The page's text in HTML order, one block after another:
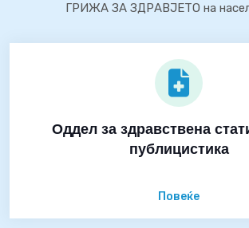
ГРИЖА ЗА ЗДРАВЈЕТО на
Оддел за здравствена
публицистика
Повеќе